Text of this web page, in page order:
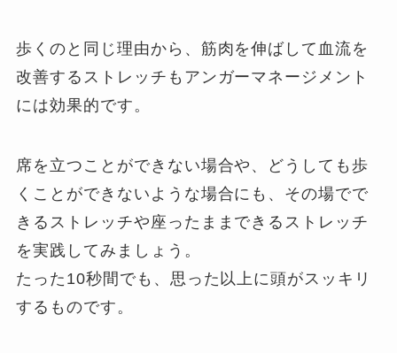
歩くのと同じ理由から、筋肉を伸ばして血流を
改善するストレッチもアンガーマネージメント
には効果的です。
席を立つことができない場合や、どうしても歩
くことができないような場合にも、その場でで
きるストレッチや座ったままできるストレッチ
を実践してみましょう。
たった10秒間でも、思った以上に頭がスッキリ
するものです。